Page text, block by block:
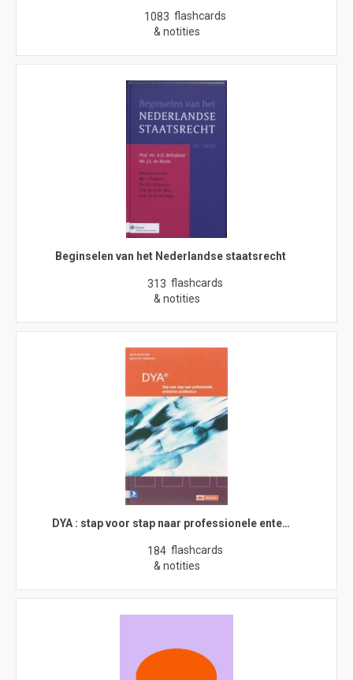
1083 flashcards
& notities
Beginselen van het Nederlandse staatsrecht
313 flashcards
& notities
DYA : stap voor stap naar professionele ente…
184 flashcards
& notities